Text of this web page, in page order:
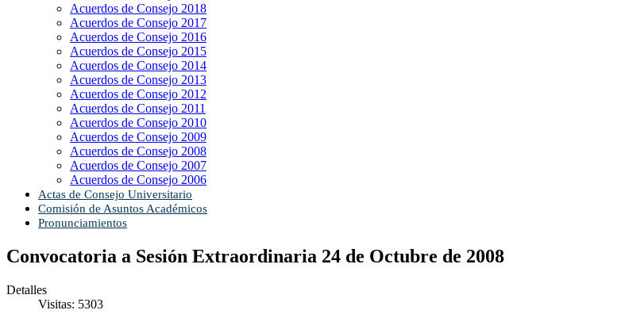
Acuerdos de Consejo 2018
Acuerdos de Consejo 2017
Acuerdos de Consejo 2016
Acuerdos de Consejo 2015
Acuerdos de Consejo 2014
Acuerdos de Consejo 2013
Acuerdos de Consejo 2012
Acuerdos de Consejo 2011
Acuerdos de Consejo 2010
Acuerdos de Consejo 2009
Acuerdos de Consejo 2008
Acuerdos de Consejo 2007
Acuerdos de Consejo 2006
Actas de Consejo Universitario
Comisión de Asuntos Académicos
Pronunciamientos
Convocatoria a Sesión Extraordinaria 24 de Octubre de 2008
Detalles
Visitas: 5303